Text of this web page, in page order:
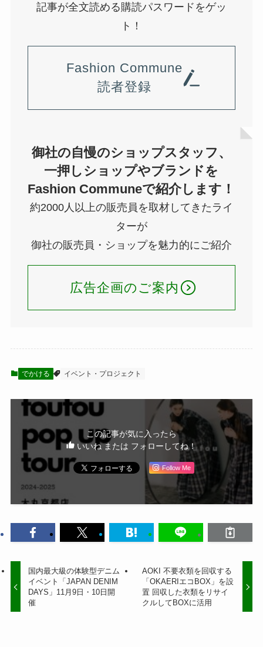
記事が全文読める購読パスワードをゲッ
ト！
Fashion Commune
読者登録
御社の自慢のショップスタッフ、
一押しショップやブランドを
Fashion Communeで紹介します！
約2000人以上の販売員を取材してきたライ
ターが
御社の販売員・ショップを魅力的にご紹介
広告企画のご案内
でかける イベント・プロジェクト
この記事が気に入ったら
いいね または フォローしてね！
Follow Me
国内最大級の体験型デニム
イベント「JAPAN DENIM
DAYS」11月9日・10日開
催
AOKI 不要衣類を回収する
「OKAERIエコBOX」を設
置 回収した衣類をリサイ
クルしてBOXに活用